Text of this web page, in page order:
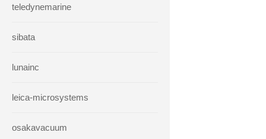
teledynemarine
sibata
lunainc
leica-microsystems
osakavacuum